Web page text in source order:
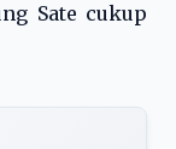
Sate cukup